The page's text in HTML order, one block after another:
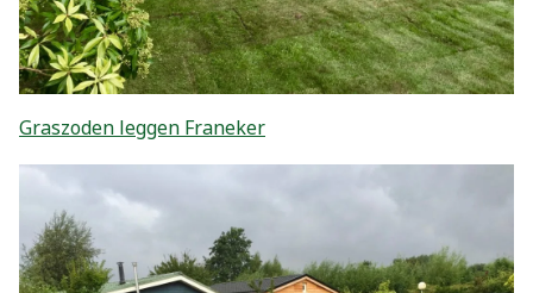
Graszoden leggen Franeker